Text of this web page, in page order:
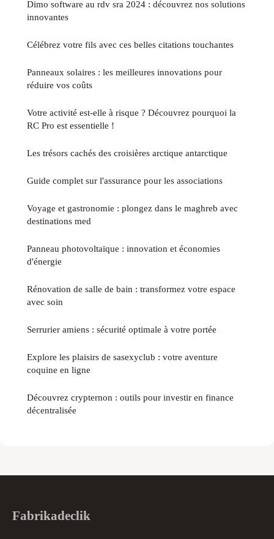
Dimo software au rdv sra 2024 : découvrez nos solutions
innovantes
Célébrez votre fils avec ces belles citations touchantes
Panneaux solaires : les meilleures innovations pour
réduire vos coûts
Votre activité est-elle à risque ? Découvrez pourquoi la
RC Pro est essentielle !
Les trésors cachés des croisières arctique antarctique
Guide complet sur l'assurance pour les associations
Voyage et gastronomie : plongez dans le maghreb avec
destinations med
Panneau photovoltaïque : innovation et économies
d'énergie
Rénovation de salle de bain : transformez votre espace
avec soin
Serrurier amiens : sécurité optimale à votre portée
Explore les plaisirs de sasexyclub : votre aventure
coquine en ligne
Découvrez crypternon : outils pour investir en finance
décentralisée
Fabrikadeclik